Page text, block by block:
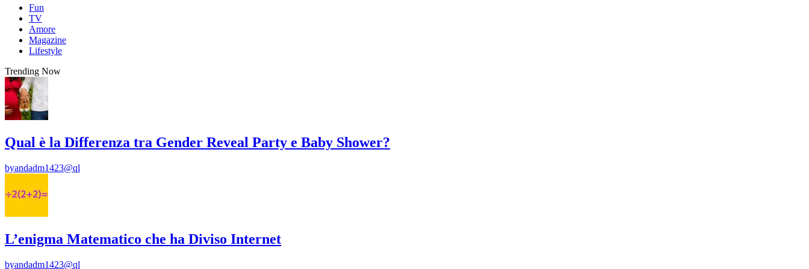
Fun
TV
Amore
Magazine
Lifestyle
Trending Now
Qual è la Differenza tra Gender Reveal Party e Baby Shower?
byandadm1423@ql
L’enigma Matematico che ha Diviso Internet
byandadm1423@ql